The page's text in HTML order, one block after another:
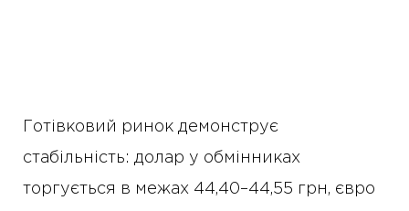
Готівковий ринок демонструє
стабільність: долар у обмінниках
торгується в межах 44,40–44,55 грн, євро